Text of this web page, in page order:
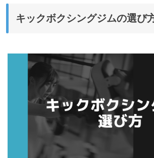
キックボクシングジムの選び